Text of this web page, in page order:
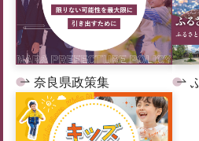
奈良県政策集